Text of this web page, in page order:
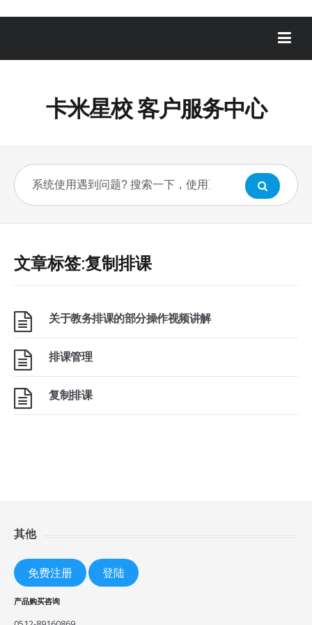
卡米星校 客户服务中心
文章标签:复制排课
关于教务排课的部分操作视频讲解
排课管理
复制排课
其他
免费注册 登陆
产品购买咨询